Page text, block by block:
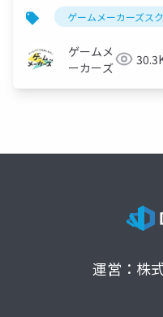
ゲームメーカーズスク
ゲームメ
ーカーズ
運営：株